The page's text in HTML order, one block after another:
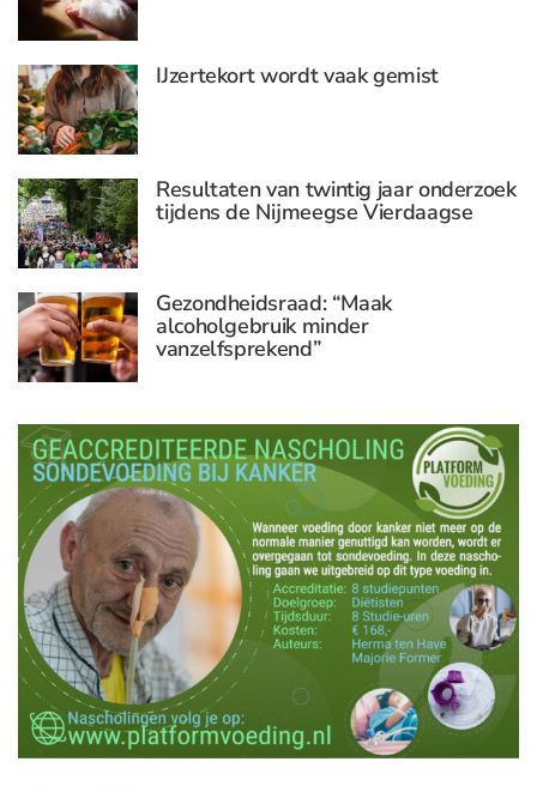
IJzertekort wordt vaak gemist
Resultaten van twintig jaar onderzoek
tijdens de Nijmeegse Vierdaagse
Gezondheidsraad: “Maak
alcoholgebruik minder
vanzelfsprekend”